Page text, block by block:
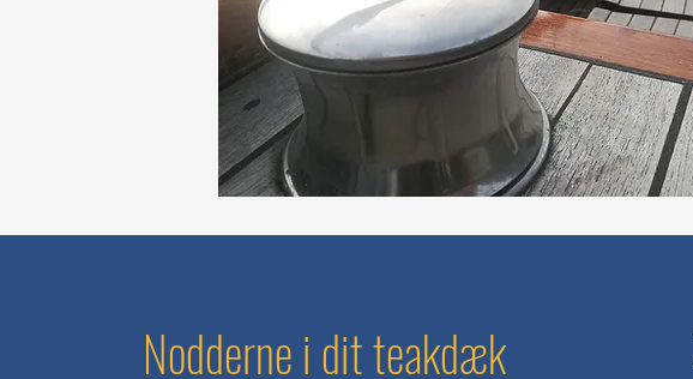
Nodderne i dit teakdæk